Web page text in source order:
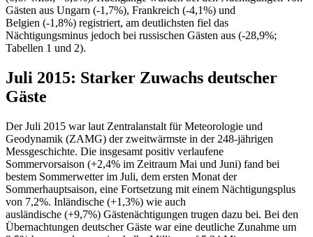
Gästen aus Ungarn (-1,7%), Frankreich (-4,1%) und
Belgien (-1,8%) registriert, am deutlichsten fiel das
Nächtigungsminus jedoch bei russischen Gästen aus (-28,9%;
Tabellen 1 und 2).
Juli 2015: Starker Zuwachs deutscher
Gäste
Der Juli 2015 war laut Zentralanstalt für Meteorologie und
Geodynamik (ZAMG) der zweitwärmste in der 248-jährigen
Messgeschichte. Die insgesamt positiv verlaufene
Sommervorsaison (+2,4% im Zeitraum Mai und Juni) fand bei
bestem Sommerwetter im Juli, dem ersten Monat der
Sommerhauptsaison, eine Fortsetzung mit einem Nächtigungsplus
von 7,2%. Inländische (+1,3%) wie auch
ausländische (+9,7%) Gästenächtigungen trugen dazu bei. Bei den
Übernachtungen deutscher Gäste war eine deutliche Zunahme um